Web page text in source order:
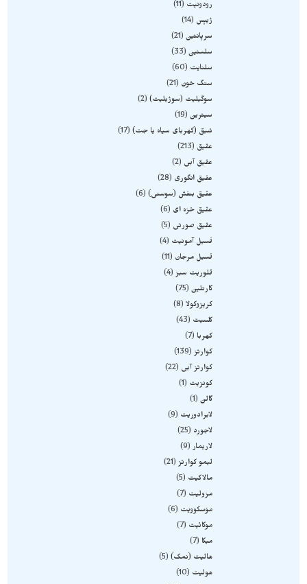
رودونیت
11
ژیپس
14
سرپانتین 21
سلستین 33
سلنایت
60
سنگ خون
21
سوگیلیت (سوژیلیت) 2
سیترین 19
شبق (کهربای سیاه یا جت) 17
عقیق
213
عقیق آبی
2
عقیق انگوری
28
عقیق بنفش (سوسنی) 6
عقیق خزه ای
6
عقیق صورتی
5
فسیل آمونیت
4
فسیل مرجان
11
فلوریت سبز 4
کارنلین 75
کریزوکولا 8
کلسیت
43
کهربا
7
کوارتز 139
کوارتز آبی
22
کونزیت
1
گالن 1
لابرادوریت
9
لاجورد
25
لاریمار 9
لیمو کوارتز 21
مالاکیت
5
مزولیت
7
موسکوویت
6
موکائیت
7
میکا
7
هالیت (نمک) 5
هولیت
10